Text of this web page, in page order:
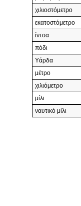
χιλιοστόμετρο
εκατοστόμετρο
ίντσα
πόδι
Υάρδα
μέτρο
χιλιόμετρο
μίλι
ναυτικό μίλι